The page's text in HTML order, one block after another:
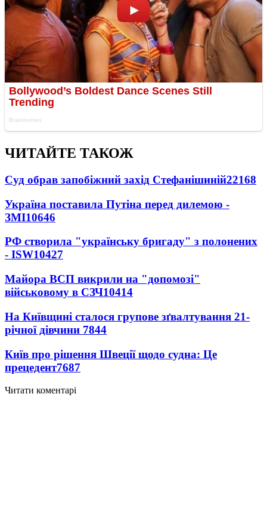
ЧИТАЙТЕ ТАКОЖ
Суд обрав запобіжний захід Стефанішиній22168
Україна поставила Путіна перед дилемою -
ЗМІ10646
РФ створила "українську бригаду" з полонених
- ISW10427
Майора ВСП викрили на "допомозі"
військовому в СЗЧ10414
На Київщині сталося групове зґвалтування 21-
річної дівчини 7844
Київ про рішення Швеції щодо судна: Це
прецедент7687
Читати коментарі